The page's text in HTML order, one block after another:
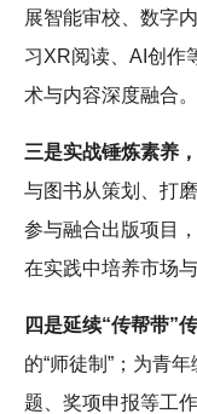
展智能审校、数字
习XR阅读、AI创作
术与内容深度融合。
三是实战锤炼素养，
与图书从策划、打
参与融合出版项目
在实践中培养市场与
四是延续“传帮带”
的“师徒制”；为青
题、奖项申报等工